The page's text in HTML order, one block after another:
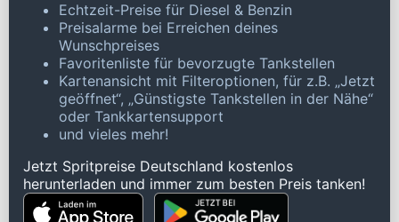
Echtzeit-Preise für Diesel & Benzin
Preisalarme bei Erreichen deines
Wunschpreises
Favoritenliste für bevorzugte Tankstellen
Kartenansicht mit Filteroptionen, für z.B. „Jetzt
geöffnet“, „Günstigste Tankstellen in der Nähe“
oder Tankkartensupport
und vieles mehr!
Jetzt Spritpreise Deutschland kostenlos
herunterladen und immer zum besten Preis tanken!